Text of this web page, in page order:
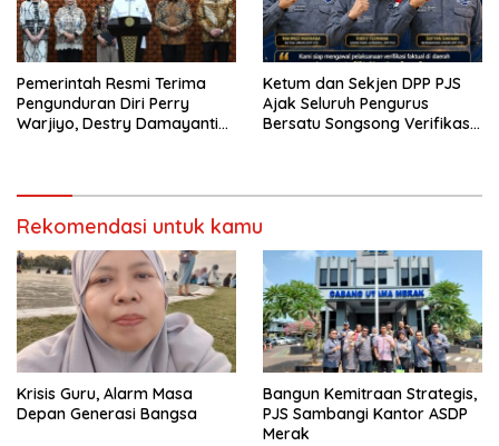
Pemerintah Resmi Terima
Pengunduran Diri Perry
Warjiyo, Destry Damayanti
Ketum dan Sekjen DPP PJS
Ajak Seluruh Pengurus
Bersatu Songsong Verifikasi
Rekomendasi untuk kamu
Krisis Guru, Alarm Masa
Depan Generasi Bangsa
Bangun Kemitraan Strategis,
PJS Sambangi Kantor ASDP
Merak